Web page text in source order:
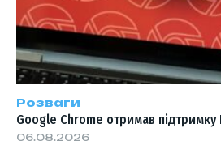
Розваги
Google Chrome отримав
06.08.2026